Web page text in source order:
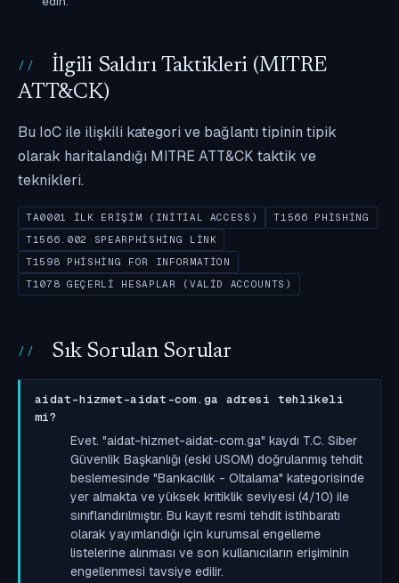
İlgili Saldırı Taktikleri (MITRE
ATT&CK)
Bu IoC ile ilişkili kategori ve bağlantı tipinin tipik
olarak haritalandığı MITRE ATT&CK taktik ve
teknikleri.
TA0001 İLK ERIŞIM (INITIAL ACCESS)
T1566 PHISHING
T1566.002 SPEARPHISHING LINK
T1598 PHISHING FOR INFORMATION
T1078 GEÇERLI HESAPLAR (VALID ACCOUNTS)
Sık Sorulan Sorular
aidat-hizmet-aidat-com.ga adresi tehlikeli
mi?
Evet. "aidat-hizmet-aidat-com.ga" kaydı T.C. Siber
Güvenlik Başkanlığı (eski USOM) doğrulanmış tehdit
beslemesinde "Bankacılık - Oltalama" kategorisinde
yer almakta ve yüksek kritiklik seviyesi (4/10) ile
sınıflandırılmıştır. Bu kayıt resmi tehdit istihbaratı
olarak yayımlandığı için kurumsal engelleme
listelerine alınması ve son kullanıcıların erişiminin
engellenmesi tavsiye edilir.